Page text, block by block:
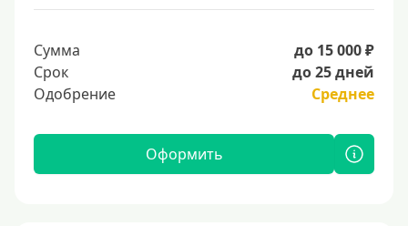
Сумма
до 15 000 ₽
Срок
до 25 дней
Одобрение
Среднее
Оформить